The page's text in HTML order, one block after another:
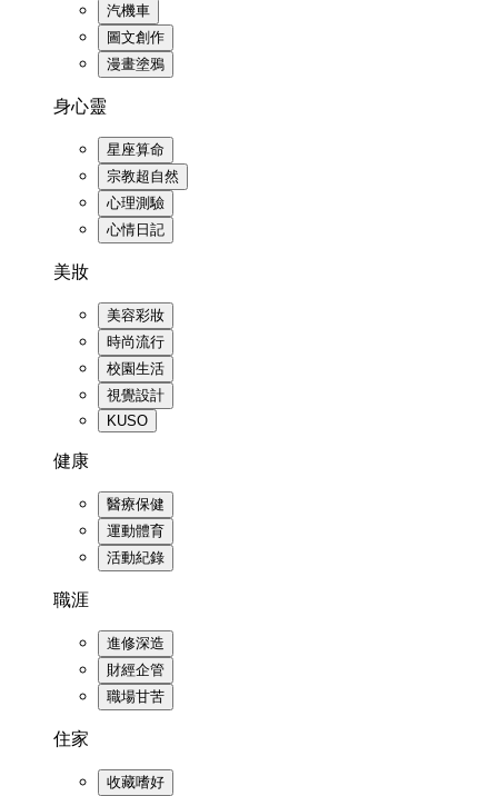
汽機車
圖文創作
漫畫塗鴉
身心靈
星座算命
宗教超自然
心理測驗
心情日記
美妝
美容彩妝
時尚流行
校園生活
視覺設計
KUSO
健康
醫療保健
運動體育
活動紀錄
職涯
進修深造
財經企管
職場甘苦
住家
收藏嗜好